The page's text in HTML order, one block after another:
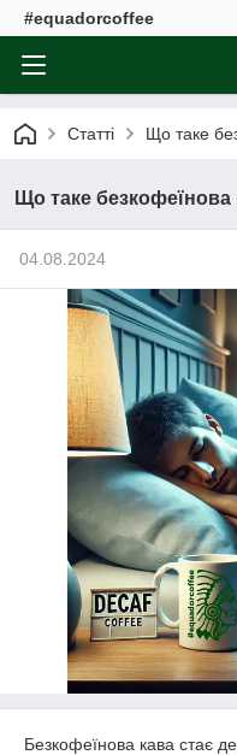
#equadorcoffee
Статті Що таке
Що таке безкофеїнова
04.08.2024
Безкофеїнова кава стає